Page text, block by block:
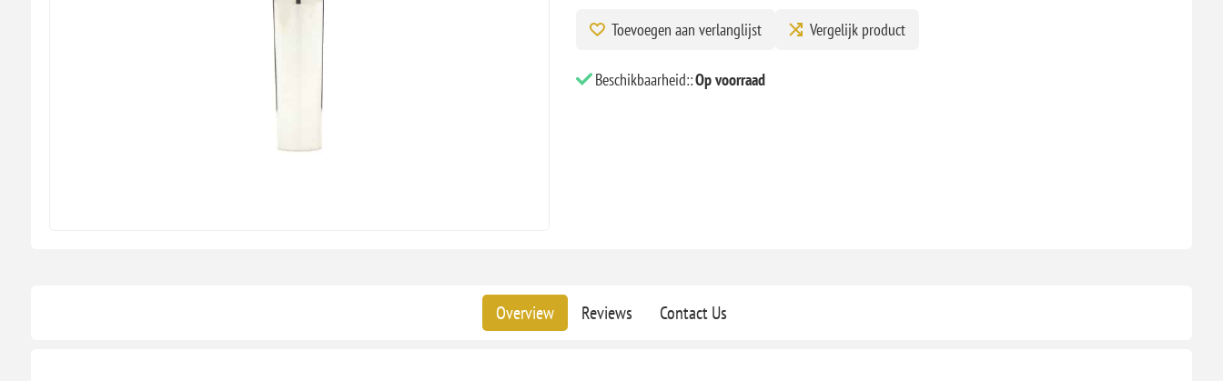
Toevoegen aan verlanglijst Vergelijk product
Beschikbaarheid::Op voorraad
Overview Reviews Contact Us